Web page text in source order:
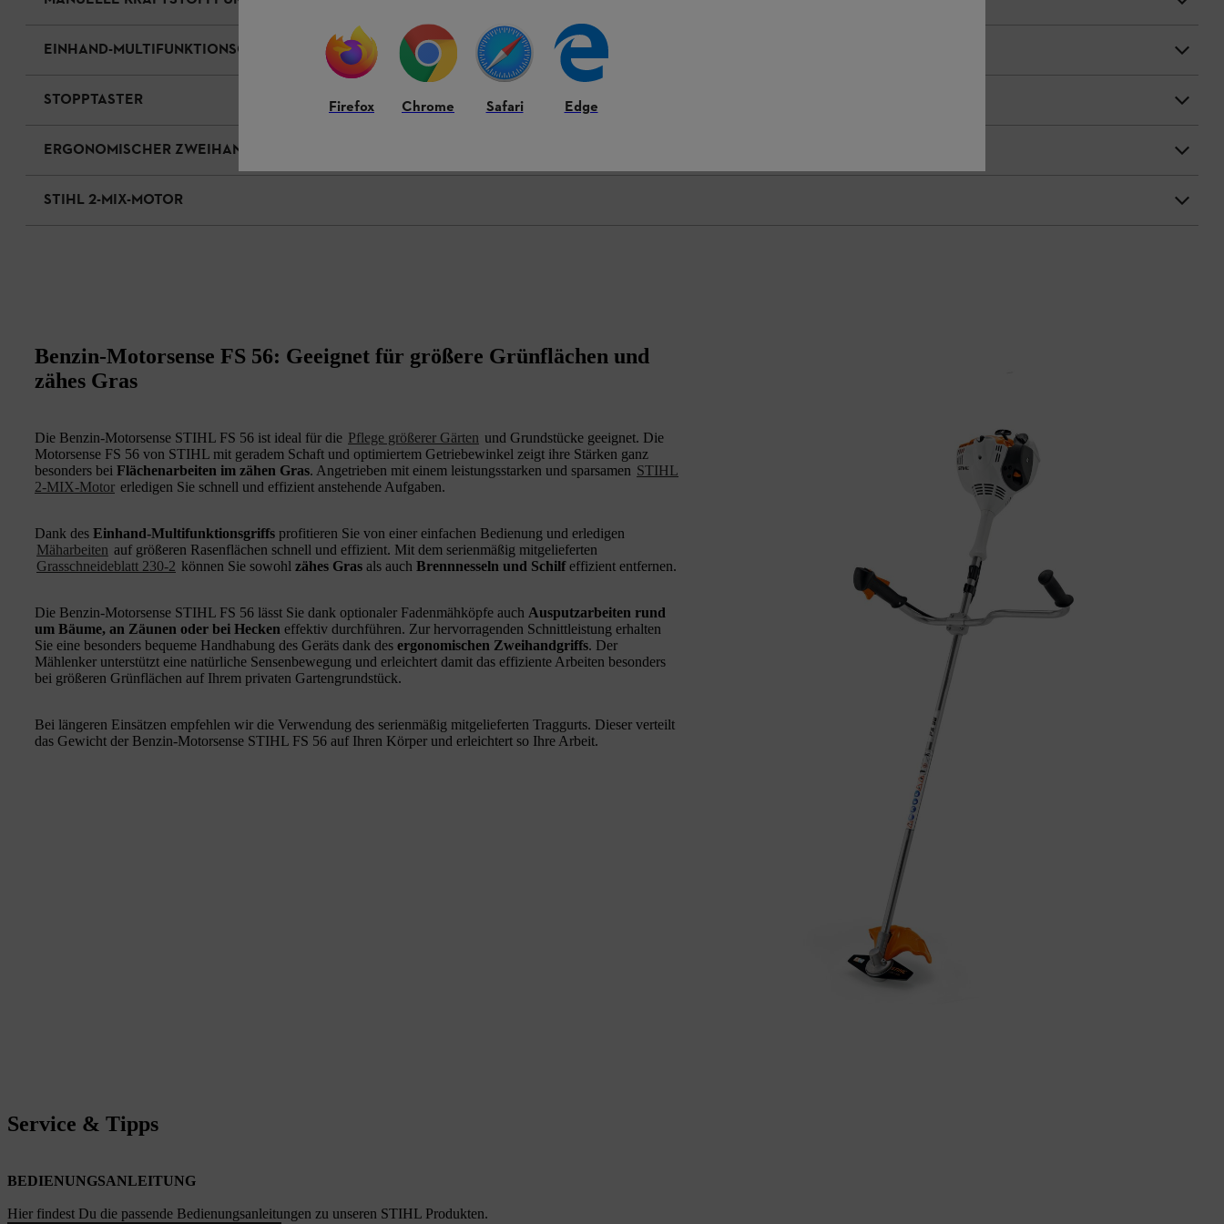
EINHAND-MULTIFUNKTIONSGRIFF
STOPPTASTER
ERGONOMISCHER ZWEIHANDGRIFF
STIHL 2-MIX-MOTOR
Benzin-Motorsense FS 56: Geeignet für größere Grünflächen und
zähes Gras
Die Benzin-Motorsense STIHL FS 56 ist ideal für die Pflege größerer Gärten und Grundstücke geeignet. Die
Motorsense FS 56 von STIHL mit geradem Schaft und optimiertem Getriebewinkel zeigt ihre Stärken ganz
besonders bei Flächenarbeiten im zähen Gras. Angetrieben mit einem leistungsstarken und sparsamen STIHL
2-MIX-Motor erledigen Sie schnell und effizient anstehende Aufgaben.
Dank des Einhand-Multifunktionsgriffs profitieren Sie von einer einfachen Bedienung und erledigen
Mäharbeiten auf größeren Rasenflächen schnell und effizient. Mit dem serienmäßig mitgelieferten
Grasschneideblatt 230-2 können Sie sowohl zähes Gras als auch Brennnesseln und Schilfeffizient entfernen.
Die Benzin-Motorsense STIHL FS 56 lässt Sie dank optionaler Fadenmähköpfe auch Ausputzarbeiten rund
um Bäume, an Zäunen oder bei Hecken effektiv durchführen. Zur hervorragenden Schnittleistung erhalten
Sie eine besonders bequeme Handhabung des Geräts dank des ergonomischen Zweihandgriffs. Der
Mählenker unterstützt eine natürliche Sensenbewegung und erleichtert damit das effiziente Arbeiten besonders
bei größeren Grünflächen auf Ihrem privaten Gartengrundstück.
Bei längeren Einsätzen empfehlen wir die Verwendung des serienmäßig mitgelieferten Traggurts. Dieser verteilt
das Gewicht der Benzin-Motorsense STIHL FS 56 auf Ihren Körper und erleichtert so Ihre Arbeit.
Service & Tipps
BEDIENUNGSANLEITUNG
Hier findest Du die passende Bedienungsanleitungen zu unseren STIHL Produkten.
Firefox Chrome Safari Edge